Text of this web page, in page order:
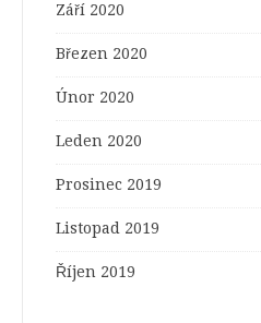
Září 2020
Březen 2020
Únor 2020
Leden 2020
Prosinec 2019
Listopad 2019
Říjen 2019